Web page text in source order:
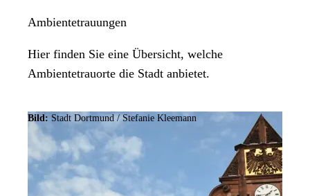
Ambientetrauungen
Hier finden Sie eine Übersicht, welche
Ambientetrauorte die Stadt anbietet.
Bild: Stadt Dortmund /Stefanie Kleemann